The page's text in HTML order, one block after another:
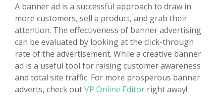
A banner ad is a successful approach to draw in
more customers, sell a product, and grab their
attention. The effectiveness of banner advertising
can be evaluated by looking at the click-through
rate of the advertisement. While a creative banner
ad is a useful tool for raising customer awareness
and total site traffic. For more prosperous banner
adverts, check outVP Online Editor right away!